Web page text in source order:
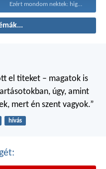
Ezért mondom nektek: higgyétek...
el titeket – magatok is
úgy, amint
mert én szent vagyok.”
hívás